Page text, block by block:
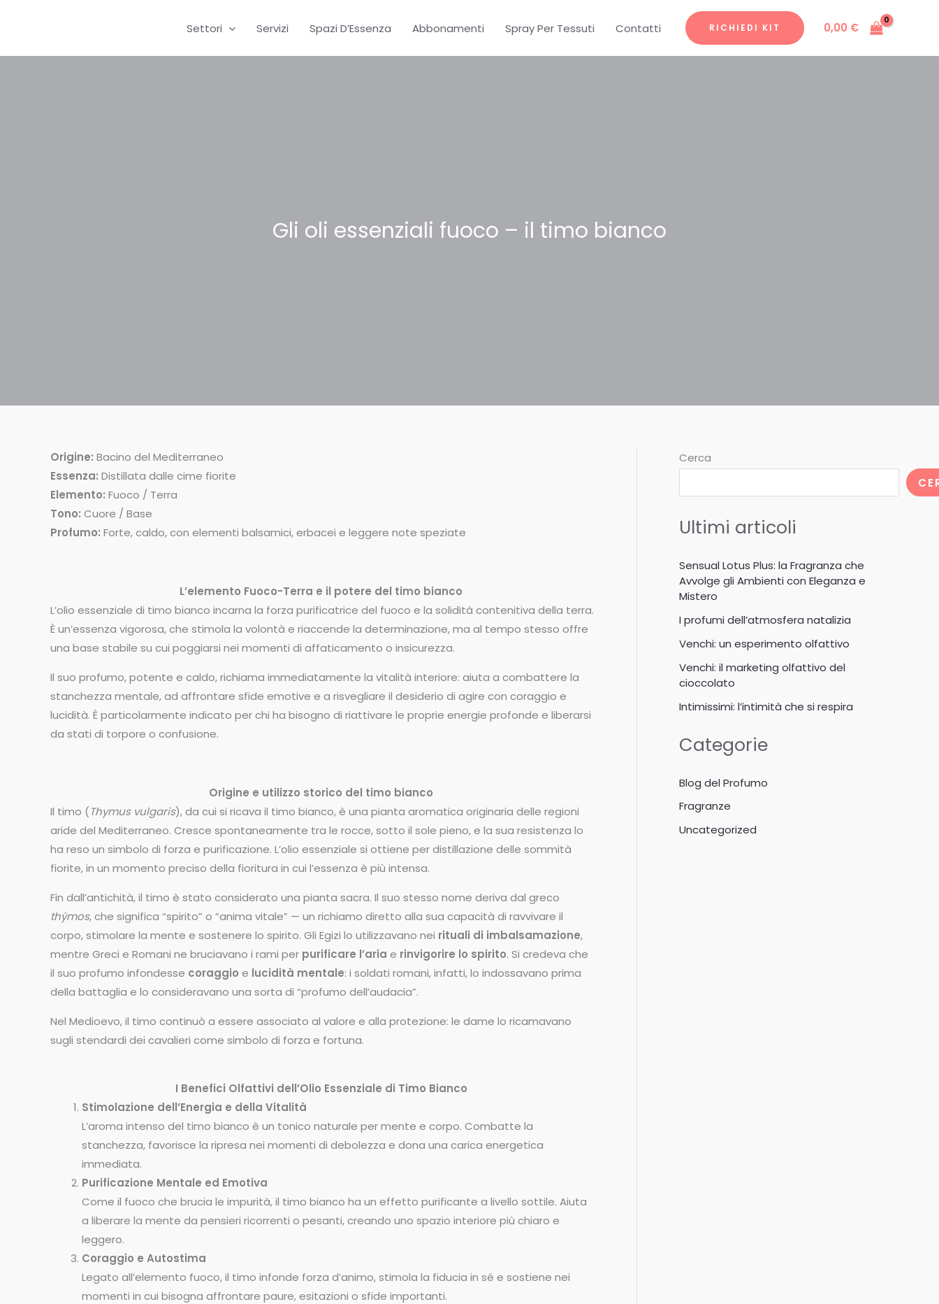
Settori Servizi Spazi D’Essenza Abbonamenti Spray Per Tessuti Contatti RICHIEDI KIT 0,00 €
Gli oli essenziali fuoco – il timo bianco
Origine: Bacino del Mediterraneo
Essenza: Distillata dalle cime fiorite
Elemento: Fuoco / Terra
Tono: Cuore / Base
Profumo: Forte, caldo, con elementi balsamici, erbacei e leggere note speziate
L’elemento Fuoco-Terra e il potere del timo bianco
L’olio essenziale di timo bianco incarna la forza purificatrice del fuoco e la solidità contenitiva della terra.
È un’essenza vigorosa, che stimola la volontà e riaccende la determinazione, ma al tempo stesso offre
una base stabile su cui poggiarsi nei momenti di affaticamento o insicurezza.
Il suo profumo, potente e caldo, richiama immediatamente la vitalità interiore: aiuta a combattere la
stanchezza mentale, ad affrontare sfide emotive e a risvegliare il desiderio di agire con coraggio e
lucidità. È particolarmente indicato per chi ha bisogno di riattivare le proprie energie profonde e liberarsi
da stati di torpore o confusione.
Origine e utilizzo storico del timo bianco
Il timo (Thymus vulgaris), da cui si ricava il timo bianco, è una pianta aromatica originaria delle regioni
aride del Mediterraneo. Cresce spontaneamente tra le rocce, sotto il sole pieno, e la sua resistenza lo
ha reso un simbolo di forza e purificazione. L’olio essenziale si ottiene per distillazione delle sommità
fiorite, in un momento preciso della fioritura in cui l’essenza è più intensa.
Fin dall’antichità, il timo è stato considerato una pianta sacra. Il suo stesso nome deriva dal greco
thýmos, che significa “spirito” o “anima vitale” — un richiamo diretto alla sua capacità di ravvivare il
corpo, stimolare la mente e sostenere lo spirito. Gli Egizi lo utilizzavano nei rituali di imbalsamazione,
mentre Greci e Romani ne bruciavano i rami per purificare l’aria e rinvigorire lo spirito. Si credeva che
il suo profumo infondesse coraggio e lucidità mentale: i soldati romani, infatti, lo indossavano prima
della battaglia e lo consideravano una sorta di “profumo dell’audacia”.
Nel Medioevo, il timo continuò a essere associato al valore e alla protezione: le dame lo ricamavano
sugli stendardi dei cavalieri come simbolo di forza e fortuna.
I Benefici Olfattivi dell’Olio Essenziale di Timo Bianco
Stimolazione dell’Energia e della Vitalità
L’aroma intenso del timo bianco è un tonico naturale per mente e corpo. Combatte la
stanchezza, favorisce la ripresa nei momenti di debolezza e dona una carica energetica
immediata.
Purificazione Mentale ed Emotiva
Come il fuoco che brucia le impurità, il timo bianco ha un effetto purificante a livello sottile. Aiuta
a liberare la mente da pensieri ricorrenti o pesanti, creando uno spazio interiore più chiaro e
leggero.
Coraggio e Autostima
Legato all’elemento fuoco, il timo infonde forza d’animo, stimola la fiducia in sé e sostiene nei
momenti in cui bisogna affrontare paure, esitazioni o sfide importanti.
Cerca
Ultimi articoli
Sensual Lotus Plus: la Fragranza che
Avvolge gli Ambienti con Eleganza e
Mistero
I profumi dell’atmosfera natalizia
Venchi: un esperimento olfattivo
Venchi: il marketing olfattivo del
cioccolato
Intimissimi: l’intimità che si respira
Categorie
Blog del Profumo
Fragranze
Uncategorized